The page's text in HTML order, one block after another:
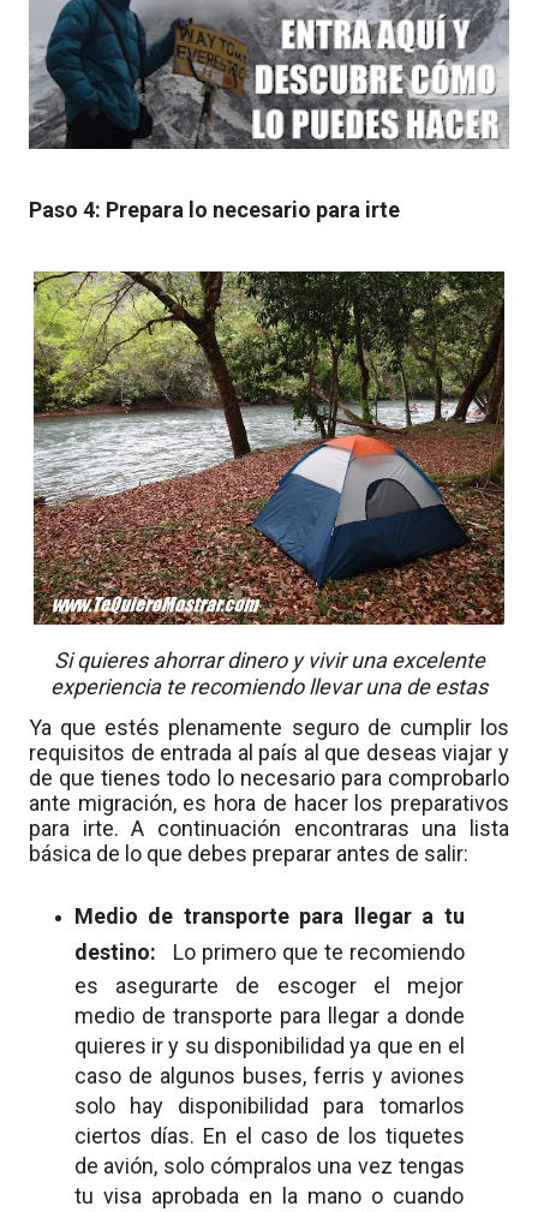
Paso 4: Prepara lo necesario para irte
Si quieres ahorrar dinero y vivir una excelente
experiencia te recomiendo llevar una de estas
Ya que estés plenamente seguro de cumplir los
requisitos de entrada al país al que deseas viajar y
de que tienes todo lo necesario para comprobarlo
ante migración, es hora de hacer los preparativos
para irte. A continuación encontraras una lista
básica de lo que debes preparar antes de salir:
Medio de transporte para llegar a tu
destino:
Lo primero que te recomiendo
es asegurarte de escoger el mejor
medio de transporte para llegar a donde
quieres ir y su disponibilidad ya que en el
caso de algunos buses, ferris y aviones
solo hay disponibilidad para tomarlos
ciertos días. En el caso de los tiquetes
de avión, solo cómpralos una vez tengas
tu visa aprobada en la mano o cuando